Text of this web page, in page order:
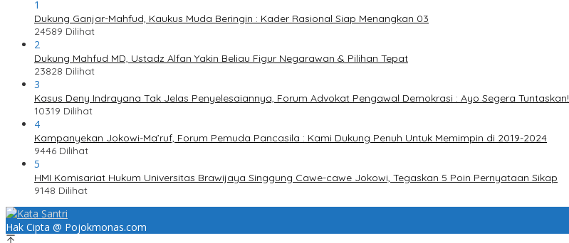
1
Dukung Ganjar-Mahfud, Kaukus Muda Beringin : Kader Rasional Siap Menangkan 03
24589 Dilihat
2
Dukung Mahfud MD, Ustadz Alfan Yakin Beliau Figur Negarawan & Pilihan Tepat
23828 Dilihat
3
Kasus Deny Indrayana Tak Jelas Penyelesaiannya, Forum Advokat Pengawal Demokrasi : Ayo Segera Tuntaskan!
10319 Dilihat
4
Kampanyekan Jokowi-Ma’ruf, Forum Pemuda Pancasila : Kami Dukung Penuh Untuk Memimpin di 2019-2024
9446 Dilihat
5
HMI Komisariat Hukum Universitas Brawijaya Singgung Cawe-cawe Jokowi, Tegaskan 5 Poin Pernyataan Sikap
9148 Dilihat
Hak Cipta @ Pojokmonas.com